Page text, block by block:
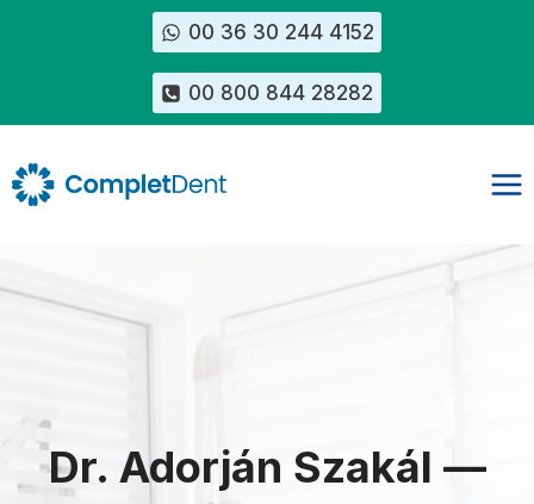
00 36 30 244 4152
00 800 844 28282
Dr. Adorján Szakál —